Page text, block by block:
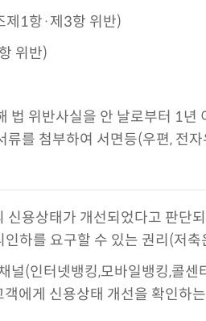
제1항·제3항 위반)
위반)
법 위반사실을 안 날로부터 1
를 첨부하여 서면등(우편, 전
용상태가 개선되었다고 판단
하를 요구할 수 있는 권리(저
널(인터넷뱅킹,모바일뱅킹,콜
에게 신용상태 개선을 확인하